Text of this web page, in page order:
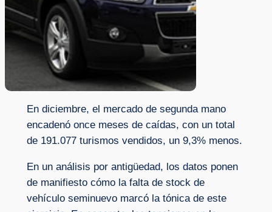
En diciembre, el mercado de segunda mano
encadenó once meses de caídas, con un total
de 191.077 turismos vendidos, un 9,3% menos.
En un análisis por antigüedad, los datos ponen
de manifiesto cómo la falta de stock de
vehículo seminuevo marcó la tónica de este